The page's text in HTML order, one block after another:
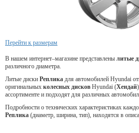
Перейти к размерам
В нашем интернет–магазине представлены литые
различного диаметра.
Литые диски Реплика для автомобилей Hyundai
оригинальных колесных дисков Hyundai (Хендай
ассортименте и подходят для различных
Подробности о технических характеристиках
Реплика (диаметр, ширина, тип), находятся в